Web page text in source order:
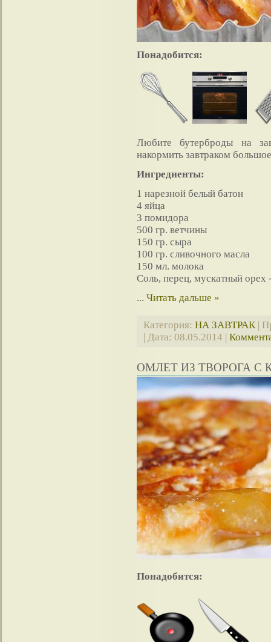
Понадобится:
Любите бутерброды на
накормить завтраком
Ингредиенты:
1 нарезной белый батон
4 яйца
3 помидора
500 гр. ветчины
150 гр. сыра
100 гр. сливочного масла
150 мл. молока
Соль, перец, мускатный орех
... Читать дальше »
Категория: НА ЗАВТРАК|
| Дата: 08.05.2014 |
ОМЛЕТ ИЗ ТВОРОГА
Понадобится: